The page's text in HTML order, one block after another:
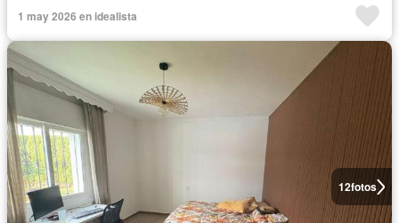
1 may 2026 en idealista
12fotos